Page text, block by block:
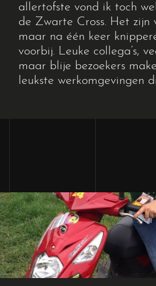
allertofste vond ik toch
de Zwarte Cross. Het zijn
maar na één keer
voorbij. Leuke collega’s,
maar blije bezoekers
leukste werkomgevingen